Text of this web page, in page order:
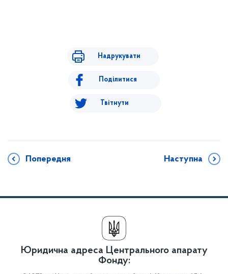
Надрукувати
Поділитися
Твітнути
Попередня Наступна
Юридична адреса Центрального апарату
Фонду: